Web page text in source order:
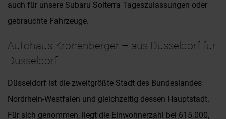
auch für unsere Subaru Solterra Tageszulassungen oder
gebrauchte Fahrzeuge.
Autohaus Kronenberger – aus Düsseldorf für
Düsseldorf
Düsseldorf ist die zweitgrößte Stadt des Bundeslandes
Nordrhein-Westfalen und gleichzeitig dessen Hauptstadt.
Für sich genommen, liegt die Einwohnerzahl bei 615.000,